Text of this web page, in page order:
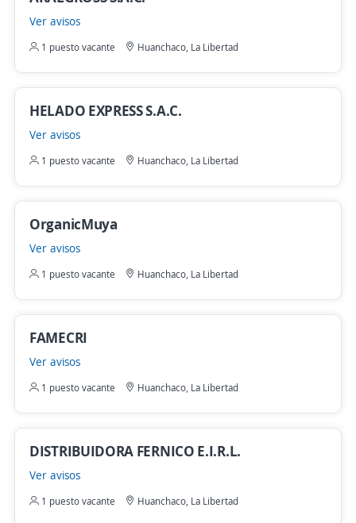
Ver avisos
1 puesto vacante Huanchaco, La Libertad
HELADO EXPRESS S.A.C.
Ver avisos
1 puesto vacante Huanchaco, La Libertad
OrganicMuya
Ver avisos
1 puesto vacante Huanchaco, La Libertad
FAMECRI
Ver avisos
1 puesto vacante Huanchaco, La Libertad
DISTRIBUIDORA FERNICO E.I.R.L.
Ver avisos
1 puesto vacante Huanchaco, La Libertad